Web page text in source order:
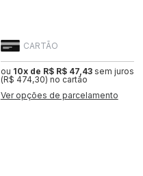
CARTÃO
ou 10x de R$ R$ 47,43sem juros
(R$ 474,30) no cartão
Ver opções de parcelamento